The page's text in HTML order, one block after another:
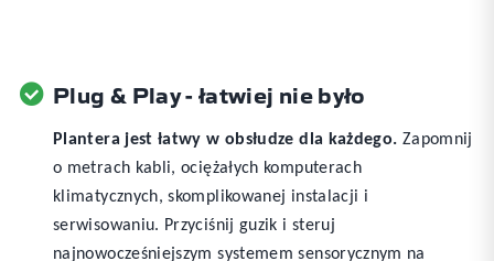
Plug & Play - łatwiej nie było
Plantera jest łatwy w obsłudze dla każdego. Zapomnij
o metrach kabli, ociężałych komputerach
klimatycznych, skomplikowanej instalacji i
serwisowaniu. Przyciśnij guzik i steruj
najnowocześniejszym systemem sensorycznym na